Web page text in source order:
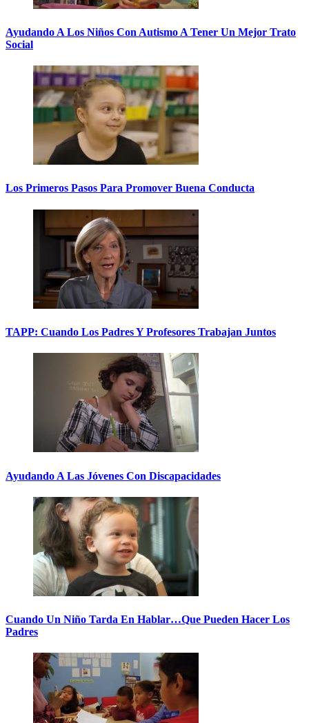
Ayudando A Los Niños Con Autismo A Tener Un Mejor Trato
Social
Los Primeros Pasos Para Promover Buena Conducta
TAPP: Cuando Los Padres Y Profesores Trabajan Juntos
Ayudando A Las Jóvenes Con Discapacidades
Cuando Un Niño Tarda En Hablar…Que Pueden Hacer Los
Padres